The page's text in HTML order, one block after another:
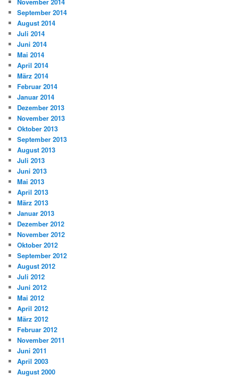
September 2014
August 2014
Juli 2014
Juni 2014
Mai 2014
April 2014
März 2014
Februar 2014
Januar 2014
Dezember 2013
November 2013
Oktober 2013
September 2013
August 2013
Juli 2013
Juni 2013
Mai 2013
April 2013
März 2013
Januar 2013
Dezember 2012
November 2012
Oktober 2012
September 2012
August 2012
Juli 2012
Juni 2012
Mai 2012
April 2012
März 2012
Februar 2012
November 2011
Juni 2011
April 2003
August 2000